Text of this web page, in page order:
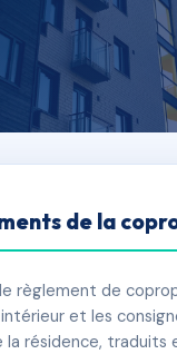
🏠 8 lots 🏗 1
de la
règlement de
et les
résidence, traduits